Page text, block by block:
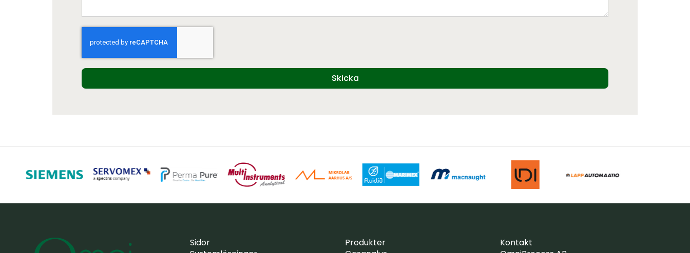
Skicka
Sidor
Produkter
Kontakt